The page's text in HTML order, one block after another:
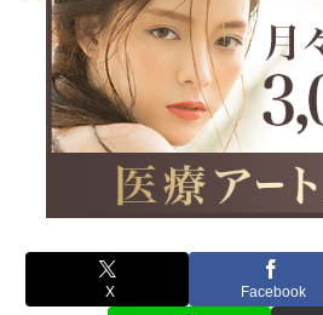
X Facebook